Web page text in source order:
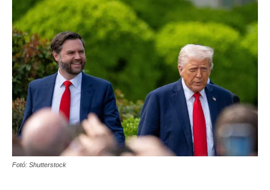
Fotó: Shutterstock